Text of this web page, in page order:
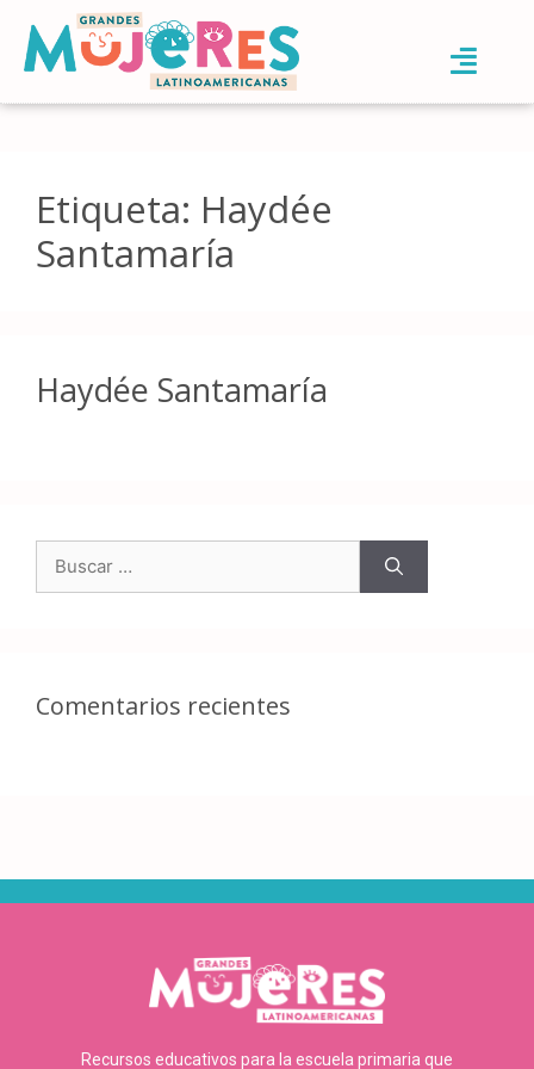
Etiqueta: Haydée
Santamaría
Haydée Santamaría
Comentarios recientes
Recursos educativos para la escuela primaria que